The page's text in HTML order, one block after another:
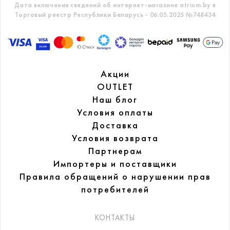
Дата включения сведений об интернет-магазине atrium.by в
Торговый реестр Республики Беларусь - 06.05.2025 №748434
Акции
OUTLET
Наш блог
Условия оплаты
Доставка
Условия возврата
Партнерам
Импортеры и поставщики
Правила обращений о нарушении прав
потребителей
КОНТАКТЫ